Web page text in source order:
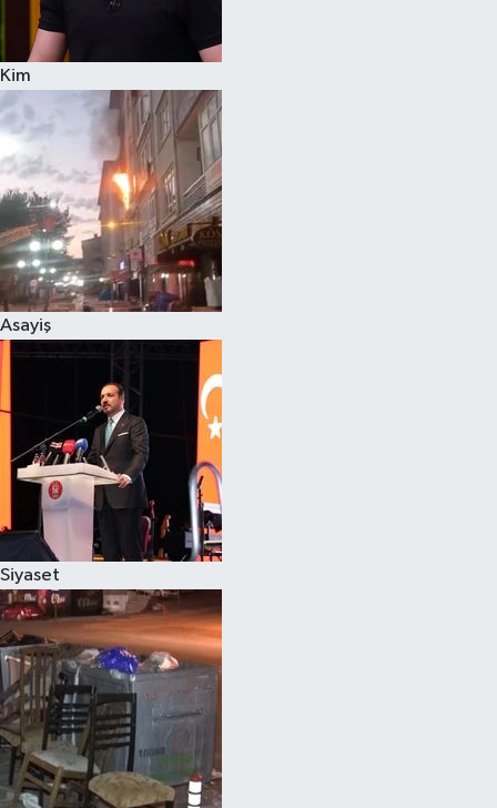
Kim
Asayiş
Siyaset
Siyaset
Teknoloji
Televizyon
Yaşam-Çevre